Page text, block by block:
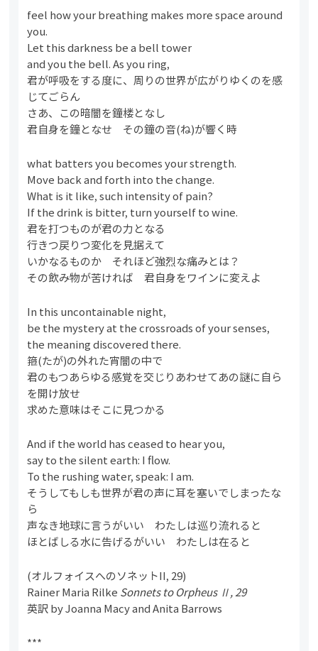
feel how your breathing makes more space around
you.
Let this darkness be a bell tower
and you the bell. As you ring,
君が呼吸をする度に、周りの世界が広がりゆくのを感
じてごらん
さあ、この暗闇を鐘楼となし
君自身を鐘となせ その鐘の音(ね)が響く時
what batters you becomes your strength.
Move back and forth into the change.
What is it like, such intensity of pain?
If the drink is bitter, turn yourself to wine.
君を打つものが君の力となる
行きつ戻りつ変化を見据えて
いかなるものか それほど強烈な痛みとは？
その飲み物が苦ければ 君自身をワインに変えよ
In this uncontainable night,
be the mystery at the crossroads of your senses,
the meaning discovered there.
箍(たが)の外れた宵闇の中で
君のもつあらゆる感覚を交じりあわせてあの謎に自ら
を開け放せ
求めた意味はそこに見つかる
And if the world has ceased to hear you,
say to the silent earth: I flow.
To the rushing water, speak: I am.
そうしてもしも世界が君の声に耳を塞いでしまったな
ら
声なき地球に言うがいい わたしは巡り流れると
ほとばしる水に告げるがいい わたしは在ると
(オルフォイスへのソネットII, 29)
Rainer Maria Rilke Sonnets to Orpheus Ⅱ, 29
英訳 by Joanna Macy and Anita Barrows
***